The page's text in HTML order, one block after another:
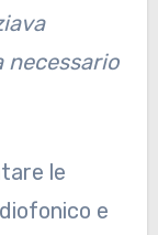
necessario
le
e